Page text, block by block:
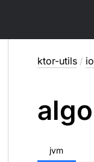
ktor-utils /
jvm